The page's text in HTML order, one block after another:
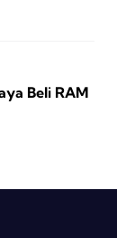
Beli RAM